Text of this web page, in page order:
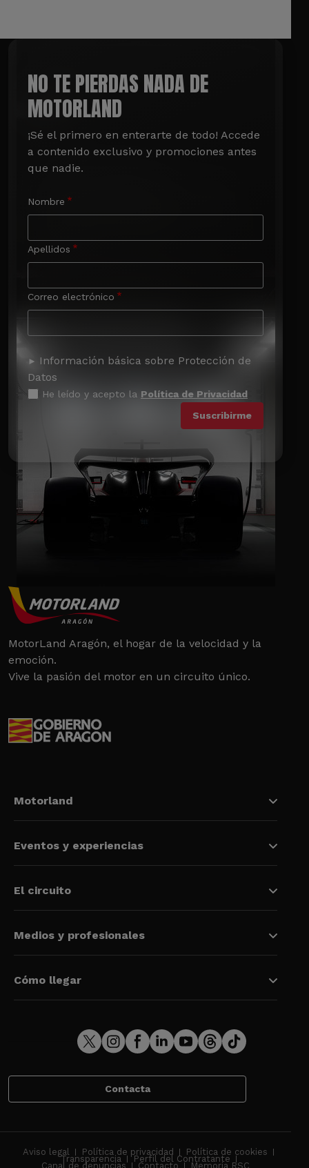
NO TE PIERDAS NADA DE
MOTORLAND
¡Sé el primero en enterarte de todo! Accede
a contenido exclusivo y promociones antes
que nadie.
Nombre
Apellidos
Correo electrónico
Información básica sobre Protección de
Datos
He leído y acepto la Política de Privacidad
MotorLand Aragón, el hogar de la velocidad y la
emoción.
Vive la pasión del motor en un circuito único.
Motorland
Eventos y experiencias
El circuito
Medios y profesionales
Cómo llegar
Contacta
Aviso legal Política de privacidad Política de cookies
Transparencia Perfil del Contratante
Canal de denuncias Contacto Memoria RSC